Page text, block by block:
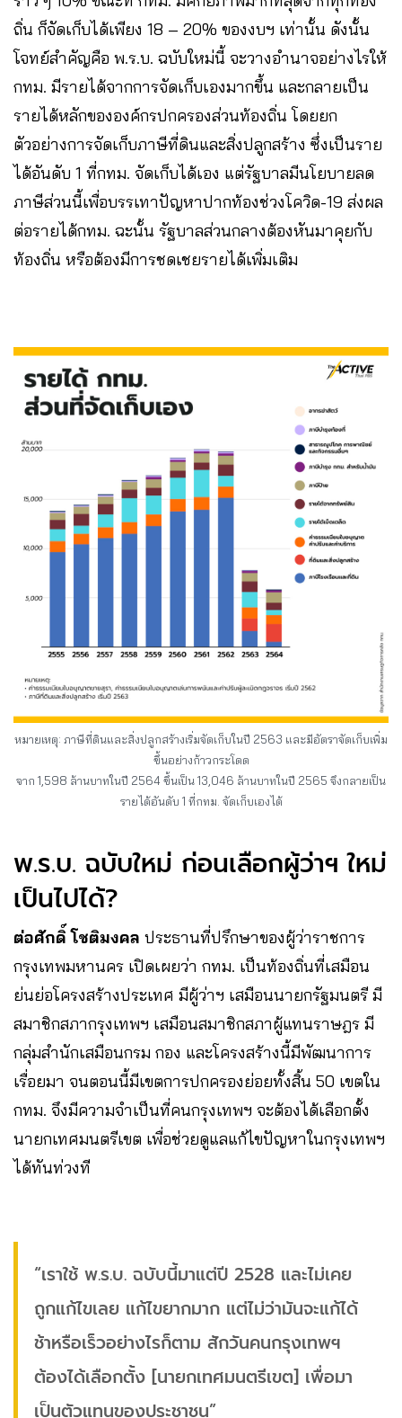
ถิ่น ก็จัดเก็บได้เพียง 18 – 20% ของงบฯ เท่านั้น ดังนั้น
โจทย์สำคัญคือ พ.ร.บ. ฉบับใหม่นี้ จะวางอำนาจอย่างไรให้
กทม. มีรายได้จากการจัดเก็บเองมากขึ้น และกลายเป็น
รายได้หลักขององค์กรปกครองส่วนท้องถิ่น โดยยก
ตัวอย่างการจัดเก็บภาษีที่ดินและสิ่งปลูกสร้าง ซึ่งเป็นราย
ได้อันดับ 1 ที่กทม. จัดเก็บได้เอง แต่รัฐบาลมีนโยบายลด
ภาษีส่วนนี้เพื่อบรรเทาปัญหาปากท้องช่วงโควิด-19 ส่งผล
ต่อรายได้กทม. ฉะนั้น รัฐบาลส่วนกลางต้องหันมาคุยกับ
ท้องถิ่น หรือต้องมีการชดเชยรายได้เพิ่มเติม
หมายเหตุ: ภาษีที่ดินและสิ่งปลูกสร้างเริ่มจัดเก็บในปี 2563 และมีอัตราจัดเก็บเพิ่ม
ขึ้นอย่างก้าวกระโดด
จาก 1,598 ล้านบาทในปี 2564 ขึ้นเป็น 13,046 ล้านบาทในปี 2565 จึงกลายเป็น
รายได้อันดับ 1 ที่กทม. จัดเก็บเองได้
พ.ร.บ. ฉบับใหม่ ก่อนเลือกผู้ว่าฯ ใหม่
เป็นไปได้?
ต่อศักดิ์ โชติมงคล ประธานที่ปรึกษาของผู้ว่าราชการ
กรุงเทพมหานคร เปิดเผยว่า กทม. เป็นท้องถิ่นที่เสมือน
ย่นย่อโครงสร้างประเทศ มีผู้ว่าฯ เสมือนนายกรัฐมนตรี มี
สมาชิกสภากรุงเทพฯ เสมือนสมาชิกสภาผู้แทนราษฎร มี
กลุ่มสำนักเสมือนกรม กอง และโครงสร้างนี้มีพัฒนาการ
เรื่อยมา จนตอนนี้มีเขตการปกครองย่อยทั้งสิ้น 50 เขตใน
กทม. จึงมีความจำเป็นที่คนกรุงเทพฯ จะต้องได้เลือกตั้ง
นายกเทศมนตรีเขต เพื่อช่วยดูแลแก้ไขปัญหาในกรุงเทพฯ
ได้ทันท่วงที
“เราใช้ พ.ร.บ. ฉบับนี้มาแต่ปี 2528 และไม่เคย
ถูกแก้ไขเลย แก้ไขยากมาก แต่ไม่ว่ามันจะแก้ได้
ช้าหรือเร็วอย่างไรก็ตาม สักวันคนกรุงเทพฯ
ต้องได้เลือกตั้ง [นายกเทศมนตรีเขต] เพื่อมา
เป็นตัวแทนของประชาชน”